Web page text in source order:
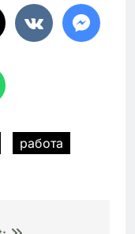
работа